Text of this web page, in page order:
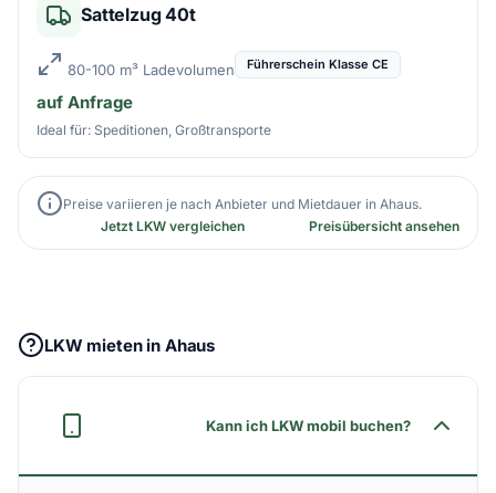
Sattelzug 40t
80-100 m³ Ladevolumen Führerschein Klasse CE
auf Anfrage
Ideal für: Speditionen, Großtransporte
Preise variieren je nach Anbieter und Mietdauer in Ahaus.
Jetzt LKW vergleichen
Preisübersicht ansehen
LKW mieten in Ahaus
Kann ich LKW mobil buchen?